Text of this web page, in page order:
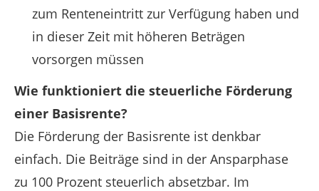
zum Renteneintritt zur Verfügung haben und
in dieser Zeit mit höheren Beträgen
vorsorgen müssen
Wie funktioniert die steuerliche Förderung
einer Basisrente?
Die Förderung der Basisrente ist denkbar
einfach. Die Beiträge sind in der Ansparphase
zu 100 Prozent steuerlich absetzbar. Im